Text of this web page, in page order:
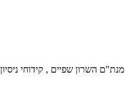
מנת"ם השרון שפיים , קידוחי ניסיון